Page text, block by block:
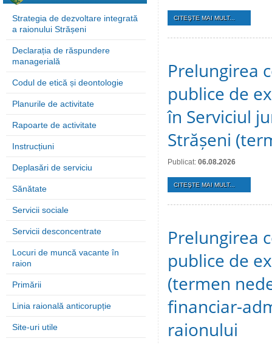
Strategia de dezvoltare integrată
a raionului Strășeni
Declarația de răspundere
managerială
Codul de etică și deontologie
Planurile de activitate
Rapoarte de activitate
Instrucțiuni
Deplasări de serviciu
Sănătate
Servicii sociale
Servicii desconcentrate
Locuri de muncă vacante în
raion
Primării
Linia raională anticorupție
Site-uri utile
CITEŞTE MAI MULT...
Prelungirea
publice de
în Serviciul
Strășeni
Publicat: 06.08.2026
CITEŞTE MAI MULT...
Prelungirea
publice de
(termen
financiar-
raionului